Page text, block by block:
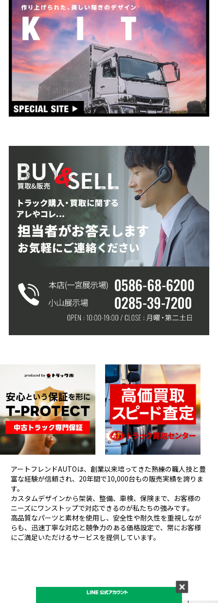
アートフレンドAUTOは、創業以来培ってきた熟練の職人技と豊
富な経験が信頼され、 20年間で10,000台もの販売実績を誇りま
す。
カスタムデザインから架装、整備、車検、保険まで、お客様の
ニーズにワンストップで対応できるのが私たちの強みです。
高品質なパーツと素材を使用し、安全性や耐久性を重視しなが
らも、 迅速丁寧な対応と競争力のある価格設定で、常にお客様
にご満足いただけるサービスを提供しています。